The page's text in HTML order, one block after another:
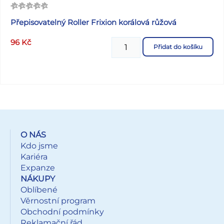
Přepisovatelný Roller Frixion korálová růžová
96 Kč Přidat do košíku
O NÁS
Kdo jsme
Kariéra
Expanze
NÁKUPY
Oblíbené
Věrnostní program
Obchodní podmínky